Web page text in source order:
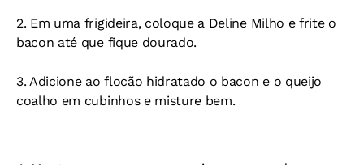
2. Em uma frigideira, coloque a Deline Milho e frite o
bacon até que fique dourado.
3. Adicione ao flocão hidratado o bacon e o queijo
coalho em cubinhos e misture bem.